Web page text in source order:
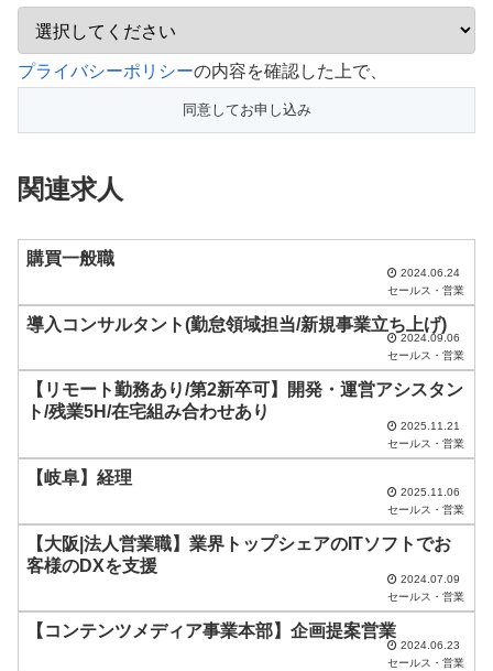
こ
フ
ー
ド
空
ま
だ
プライバシーポリシーの内容を確認した上で、
関連求人
購買一般職
2024.06.24
セールス・営業
導入コンサルタント(勤怠領域担当/新規事業立ち上げ)
2024.09.06
セールス・営業
【リモート勤務あり/第2新卒可】開発・運営アシスタン
ト/残業5H/在宅組み合わせあり
2025.11.21
セールス・営業
【岐阜】経理
2025.11.06
セールス・営業
【大阪|法人営業職】業界トップシェアのITソフトでお
客様のDXを支援
2024.07.09
セールス・営業
【コンテンツメディア事業本部】企画提案営業
2024.06.23
セールス・営業